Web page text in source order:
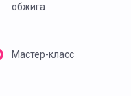
обжига
Мастер-класс